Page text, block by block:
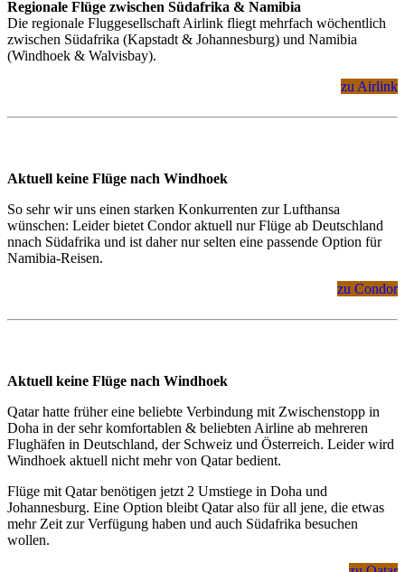
Regionale Flüge zwischen Südafrika & Namibia
Die regionale Fluggesellschaft Airlink fliegt mehrfach wöchentlich
zwischen Südafrika (Kapstadt & Johannesburg) und Namibia
(Windhoek & Walvisbay).
zu Airlink
Aktuell keine Flüge nach Windhoek
So sehr wir uns einen starken Konkurrenten zur Lufthansa
wünschen: Leider bietet Condor aktuell nur Flüge ab Deutschland
nnach Südafrika und ist daher nur selten eine passende Option für
Namibia-Reisen.
zu Condor
Aktuell keine Flüge nach Windhoek
Qatar hatte früher eine beliebte Verbindung mit Zwischenstopp in
Doha in der sehr komfortablen & beliebten Airline ab mehreren
Flughäfen in Deutschland, der Schweiz und Österreich. Leider wird
Windhoek aktuell nicht mehr von Qatar bedient.
Flüge mit Qatar benötigen jetzt 2 Umstiege in Doha und
Johannesburg. Eine Option bleibt Qatar also für all jene, die etwas
mehr Zeit zur Verfügung haben und auch Südafrika besuchen
wollen.